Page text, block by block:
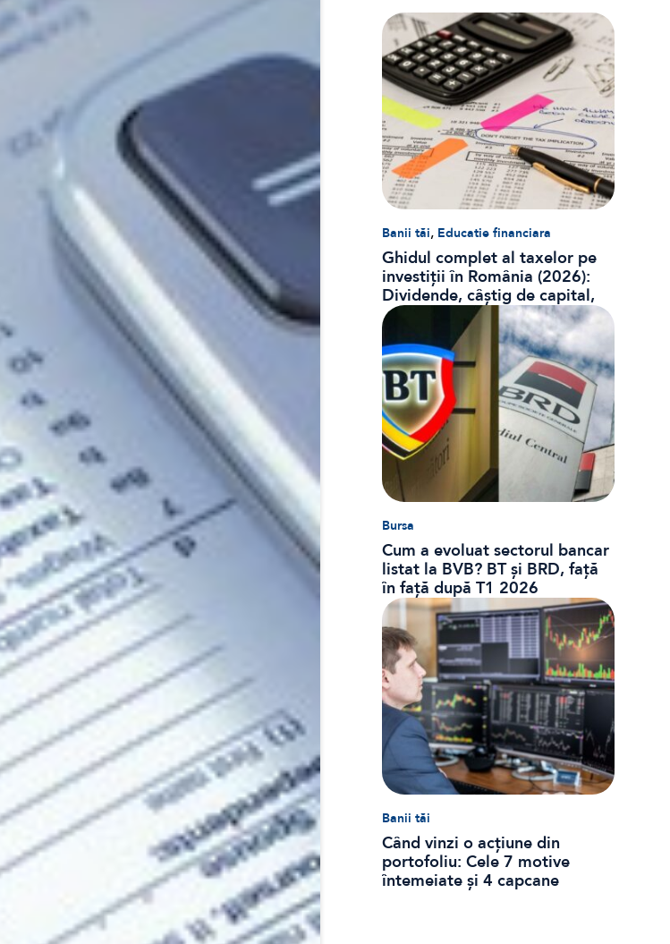
Banii tăi, Educatie financiara
Ghidul complet al taxelor pe
investiții în România (2026):
Dividende, câștig de capital,
dobânzi și CASS
Bursa
Cum a evoluat sectorul bancar
listat la BVB? BT și BRD, față
în față după T1 2026
Banii tăi
Când vinzi o acțiune din
portofoliu: Cele 7 motive
întemeiate și 4 capcane